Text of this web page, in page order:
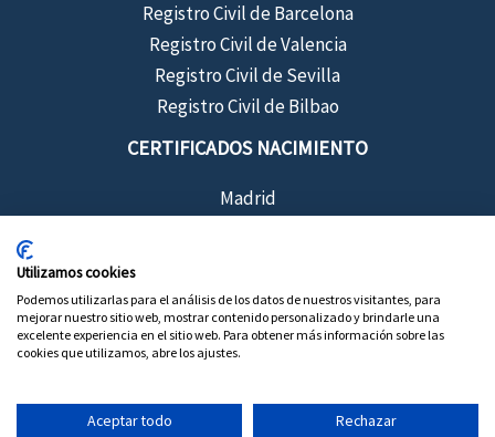
Registro Civil de Barcelona
Registro Civil de Valencia
Registro Civil de Sevilla
Registro Civil de Bilbao
CERTIFICADOS NACIMIENTO
Madrid
Valencia
Bilbao
Utilizamos cookies
Podemos utilizarlas para el análisis de los datos de nuestros visitantes, para
mejorar nuestro sitio web, mostrar contenido personalizado y brindarle una
excelente experiencia en el sitio web. Para obtener más información sobre las
cookies que utilizamos, abre los ajustes.
Aceptar todo Rechazar